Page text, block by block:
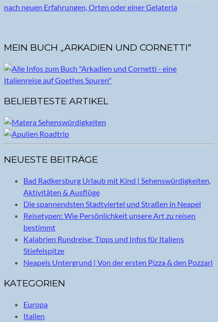
MEIN BUCH „ARKADIEN UND CORNETTI“
BELIEBTESTE ARTIKEL
NEUESTE BEITRÄGE
Bad Radkersburg Urlaub mit Kind | Sehenswürdigkeiten,
Aktivitäten & Ausflüge
Die spannendsten Stadtviertel und Straßen in Neapel
Reisetypen: Wie Persönlichkeit unsere Art zu reisen
bestimmt
Kalabrien Rundreise: Tipps und Infos für Italiens
Stiefelspitze
Neapels Untergrund | Von der ersten Pizza & den Pozzari
KATEGORIEN
Europa
Italien